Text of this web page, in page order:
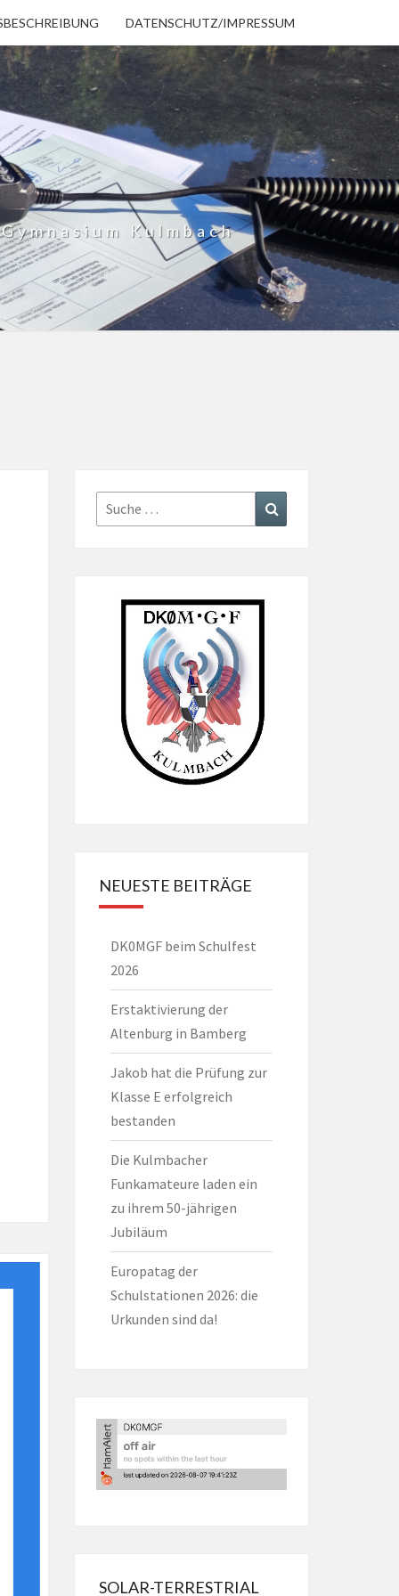
DATENSCHUTZ/IMPRESSUM
Kulmbach
Suche
nach:
NEUESTE BEITRÄGE
DK0MGF beim Schulfest
2026
Erstaktivierung der
Altenburg in Bamberg
Jakob hat die Prüfung zur
Klasse E erfolgreich
bestanden
Die Kulmbacher
Funkamateure laden ein
zu ihrem 50-jährigen
Jubiläum
Europatag der
Schulstationen 2026: die
Urkunden sind da!
SOLAR-TERRESTRIAL